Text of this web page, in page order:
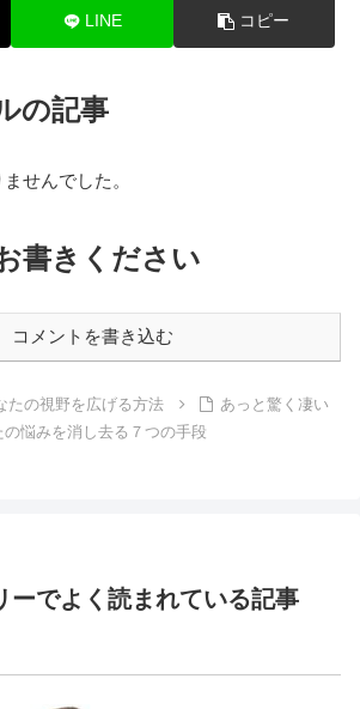
LINE コピー
の記事
せんでした。
書きください
コメントを書き込む
たの視野を広げる方法
あっと驚く凄い
悩みを消し去る７つの手段
ーでよく読まれている記事